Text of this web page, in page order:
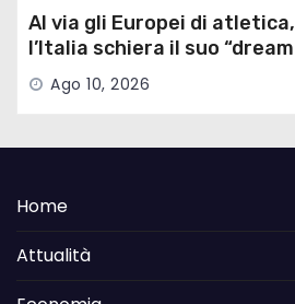
Al via gli Europei di atletica,
l’Italia schiera il suo “dream
team”
Ago 10, 2026
Home
Attualità